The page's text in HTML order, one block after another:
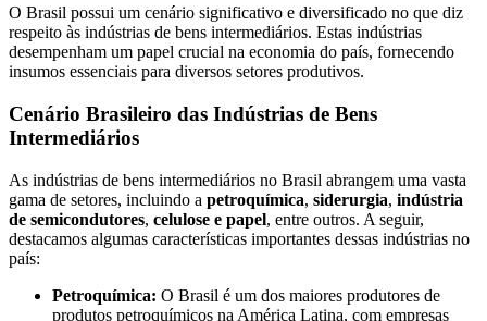
O Brasil possui um cenário significativo e diversificado no que diz
respeito às indústrias de bens intermediários. Estas indústrias
desempenham um papel crucial na economia do país, fornecendo
insumos essenciais para diversos setores produtivos.
Cenário Brasileiro das Indústrias de Bens
Intermediários
As indústrias de bens intermediários no Brasil abrangem uma vasta
gama de setores, incluindo a petroquímica, siderurgia, indústria
de semicondutores, celulose e papel, entre outros. A seguir,
destacamos algumas características importantes dessas indústrias no
país:
Petroquímica: O Brasil é um dos maiores produtores de
produtos petroquímicos na América Latina, com empresas